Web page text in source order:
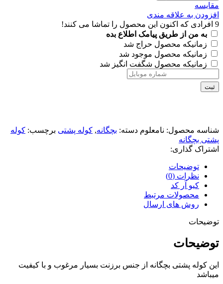
مقايسه
افزودن به علاقه مندی
9 افرادی که اکنون این محصول را تماشا می کنند!
به من از طریق پیامک اطلاع بده
زمانیکه محصول حراج شد
زمانیکه محصول موجود شد
زمانیکه محصول شگفت انگیز شد
ثبت
شناسه محصول: نامعلوم دسته: بچگانه, کوله پشتی برچسب: کوله
پشتی بچگانه
اشتراک گذاری:
توضیحات
نظرات (0)
کیو آر کد
محصولات مرتبط
روش های ارسال
توضیحات
توضیحات
این کوله پشتی بچگانه از جنس برزنت بسیار مرغوب و با کیفیت
میباشد